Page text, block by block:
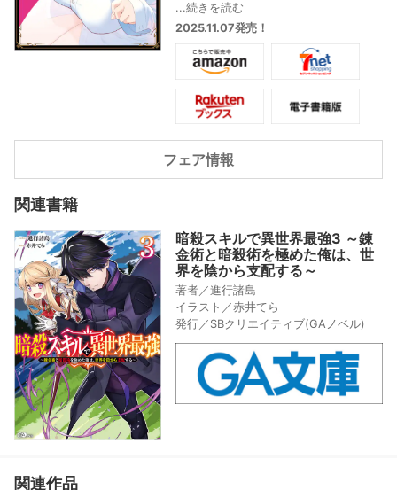
イアスを打ち破り、聖物『国守りの錫
杖』を奪還したレイトはその功績から
女神の使徒に任命された。そして、レ
イトは女神の信仰を増やすべく、異教
徒が支配するロンダル大司教国に向か
う。しかし、その最中王女ルーミアは
彼の重大な秘密を知ることになり…!?
原作進行諸島が贈る、異世界転生×最強
暗殺者×神殺し第7巻開幕――。
...続きを読む
2025.11.07発売！
フェア情報
関連書籍
暗殺スキルで異世界最強3 ～錬
金術と暗殺術を極めた俺は、世
界を陰から支配する～
著者／進行諸島
イラスト／赤井てら
発行／SBクリエイティブ(GAノベル)
関連作品